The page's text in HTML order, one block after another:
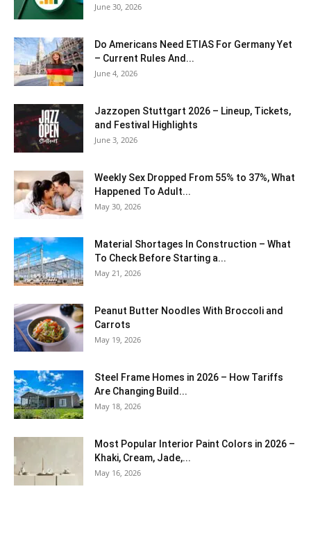
June 30, 2026
Do Americans Need ETIAS For Germany Yet
– Current Rules And...
June 4, 2026
J​azzopen Stuttgart 2026 – Lineup, Tickets,
and Festival Highlights
June 3, 2026
Weekly Sex Dropped From 55% to 37%, What
Happened To Adult...
May 30, 2026
Material Shortages In Construction – What
To Check Before Starting a...
May 21, 2026
Peanut Butter Noodles With Broccoli and
Carrots
May 19, 2026
Steel Frame Homes in 2026 – How Tariffs
Are Changing Build...
May 18, 2026
Most Popular Interior Paint Colors in 2026 –
Khaki, Cream, Jade,...
May 16, 2026